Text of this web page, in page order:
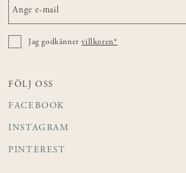
Jag godkännervillkoren*
FÖLJ OSS
FACEBOOK
INSTAGRAM
PINTEREST